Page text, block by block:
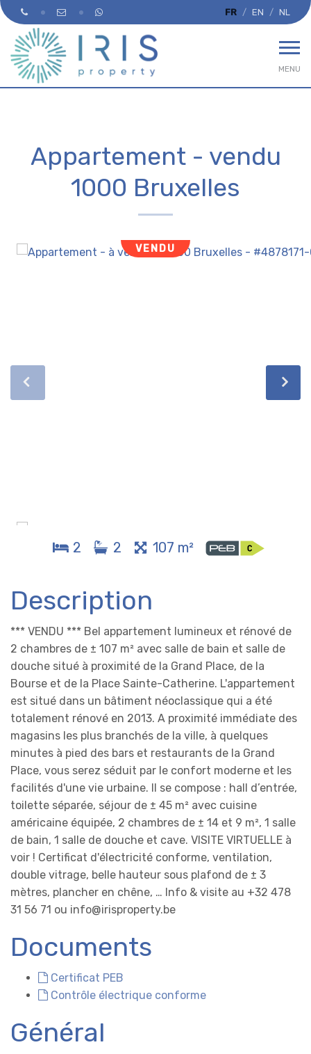
FR EN NL
MENU
Appartement - vendu
1000 Bruxelles
VENDU
2 2 107 m²
Description
*** VENDU *** Bel appartement lumineux et rénové de
2 chambres de ± 107 m² avec salle de bain et salle de
douche situé à proximité de la Grand Place, de la
Bourse et de la Place Sainte-Catherine. L'appartement
est situé dans un bâtiment néoclassique qui a été
totalement rénové en 2013. A proximité immédiate des
magasins les plus branchés de la ville, à quelques
minutes à pied des bars et restaurants de la Grand
Place, vous serez séduit par le confort moderne et les
facilités d'une vie urbaine. Il se compose : hall d’entrée,
toilette séparée, séjour de ± 45 m² avec cuisine
américaine équipée, 2 chambres de ± 14 et 9 m², 1 salle
de bain, 1 salle de douche et cave. VISITE VIRTUELLE à
voir ! Certificat d'électricité conforme, ventilation,
double vitrage, belle hauteur sous plafond de ± 3
mètres, plancher en chêne, … Info & visite au +32 478
31 56 71 ou info@irisproperty.be
Documents
Certificat PEB
Contrôle électrique conforme
Général